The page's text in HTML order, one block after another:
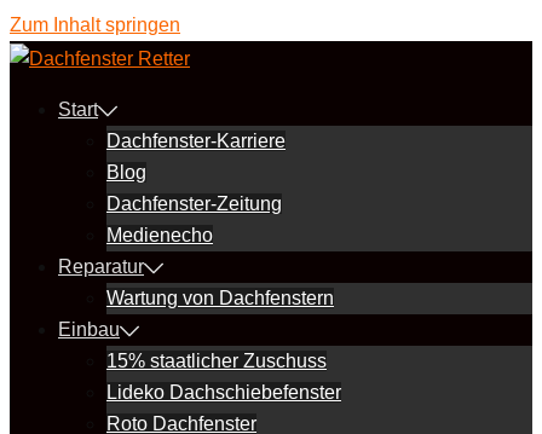
Zum Inhalt springen
Start
Dachfenster-Karriere
Blog
Dachfenster-Zeitung
Medienecho
Reparatur
Wartung von Dachfenstern
Einbau
15% staatlicher Zuschuss
Lideko Dachschiebefenster
Roto Dachfenster